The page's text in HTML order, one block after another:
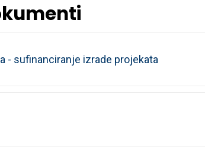
- sufinanciranje izrade projekata